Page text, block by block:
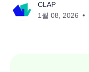
CLAP
1월 08, 2026